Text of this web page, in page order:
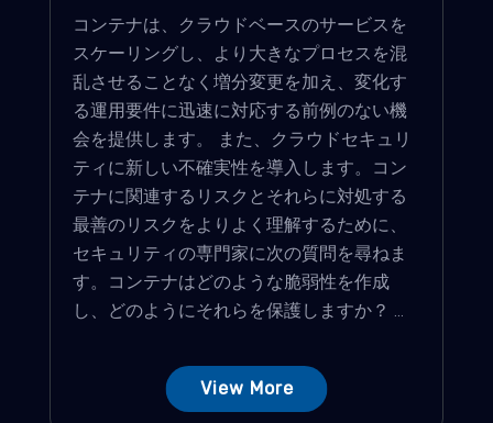
コンテナは、クラウドベースのサービスを
スケーリングし、より大きなプロセスを混
乱させることなく増分変更を加え、変化す
る運用要件に迅速に対応する前例のない機
会を提供します。 また、クラウドセキュリ
ティに新しい不確実性を導入します。コン
テナに関連するリスクとそれらに対処する
最善のリスクをよりよく理解するために、
セキュリティの専門家に次の質問を尋ねま
す。コンテナはどのような脆弱性を作成
し、どのようにそれらを保護しますか？ ...
View More